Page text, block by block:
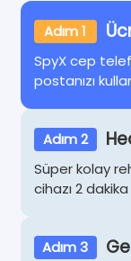
Adım 1
SpyX cep
postanızı
Adım 2
Süper kolay
cihazı 2
Adım 3